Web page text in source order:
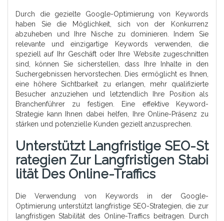
Durch die gezielte Google-Optimierung von Keywords
haben Sie die Möglichkeit, sich von der Konkurrenz
abzuheben und Ihre Nische zu dominieren. Indem Sie
relevante und einzigartige Keywords verwenden, die
speziell auf Ihr Geschäft oder Ihre Website zugeschnitten
sind, können Sie sicherstellen, dass Ihre Inhalte in den
Suchergebnissen hervorstechen. Dies ermöglicht es Ihnen,
eine höhere Sichtbarkeit zu erlangen, mehr qualifizierte
Besucher anzuziehen und letztendlich Ihre Position als
Branchenführer zu festigen. Eine effektive Keyword-
Strategie kann Ihnen dabei helfen, Ihre Online-Präsenz zu
stärken und potenzielle Kunden gezielt anzusprechen.
Unterstützt Langfristige SEO-St
Rategien Zur Langfristigen Stabi
Lität Des Online-Traffics
Die Verwendung von Keywords in der Google-
Optimierung unterstützt langfristige SEO-Strategien, die zur
langfristigen Stabilität des Online-Traffics beitragen. Durch